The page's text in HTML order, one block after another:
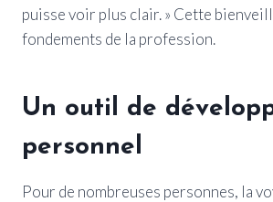
puisse voir plus clair. » Cette
fondements de la profession.
Un outil de
personnel
Pour de nombreuses personnes, la